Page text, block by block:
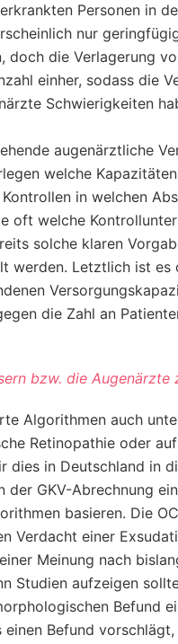
Personen in
nur
die Verlagerung
einher, sodass die
Schwierigkeiten
augenärztliche
welche
in welchen
oft welche
solche klaren
werden. Letztlich ist
die Zahl an
bzw. die Augenärzte
Algorithmen auch
Retinopathie oder
in Deutschland in
GKV-Abrechnung
basieren. Die
Verdacht einer
Meinung nach
Studien aufzeigen
Befund
Befund